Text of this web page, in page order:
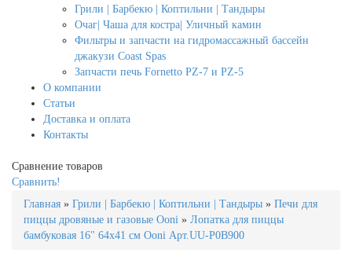
Грили | Барбекю | Коптильни | Тандыры
Очаг| Чаша для костра| Уличный камин
Фильтры и запчасти на гидромассажный бассейн
джакузи Coast Spas
Запчасти печь Fornetto PZ-7 и PZ-5
О компании
Статьи
Доставка и оплата
Контакты
Сравнение товаров
Сравнить!
Главная » Грили | Барбекю | Коптильни | Тандыры » Печи для
пиццы дровяные и газовые Ooni » Лопатка для пиццы
бамбуковая 16" 64x41 см Ooni Арт.UU-P0B900